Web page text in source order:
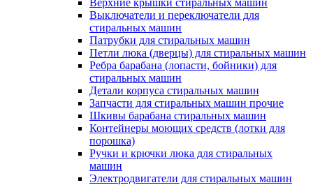
Верхние крышки стиральных машин
Выключатели и переключатели для
стиральных машин
Патрубки для стиральных машин
Петли люка (дверцы) для стиральных машин
Ребра барабана (лопасти, бойники) для
стиральных машин
Детали корпуса стиральных машин
Запчасти для стиральных машин прочие
Шкивы барабана стиральных машин
Контейнеры моющих средств (лотки для
порошка)
Ручки и крючки люка для стиральных
машин
Электродвигатели для стиральных машин